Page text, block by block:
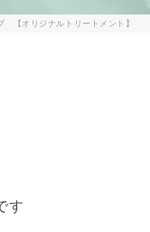
【オリジナルトリートメント】
す